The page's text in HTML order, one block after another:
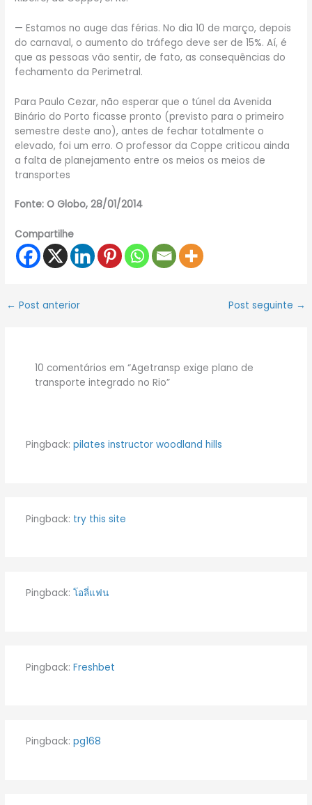
— Estamos no auge das férias. No dia 10 de março, depois
do carnaval, o aumento do tráfego deve ser de 15%. Aí, é
que as pessoas vão sentir, de fato, as consequências do
fechamento da Perimetral.
Para Paulo Cezar, não esperar que o túnel da Avenida
Binário do Porto ficasse pronto (previsto para o primeiro
semestre deste ano), antes de fechar totalmente o
elevado, foi um erro. O professor da Coppe criticou ainda
a falta de planejamento entre os meios os meios de
transportes
Fonte: O Globo, 28/01/2014
Compartilhe
← Post anterior Post seguinte →
10 comentários em “Agetransp exige plano de
transporte integrado no Rio”
Pingback: pilates instructor woodland hills
Pingback: try this site
Pingback: โอลี่แฟน
Pingback: Freshbet
Pingback: pg168